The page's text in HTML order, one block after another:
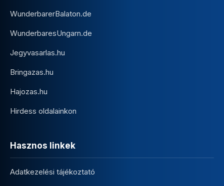
WunderbarerBalaton.de
WunderbaresUngarn.de
Jegyvasarlas.hu
Bringazas.hu
Hajozas.hu
Hirdess oldalainkon
Hasznos linkek
Adatkezelési tájékoztató